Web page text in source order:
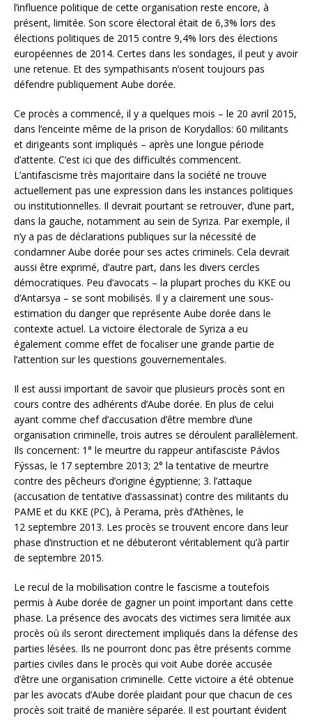
l’influence politique de cette organisation reste encore, à
présent, limitée. Son score électoral était de 6,3% lors des
élections politiques de 2015 contre 9,4% lors des élections
européennes de 2014. Certes dans les sondages, il peut y avoir
une retenue. Et des sympathisants n’osent toujours pas
défendre publiquement Aube dorée.
Ce procès a commencé, il y a quelques mois – le 20 avril 2015,
dans l’enceinte même de la prison de Korydallos: 60 militants
et dirigeants sont impliqués – après une longue période
d’attente. C’est ici que des difficultés commencent.
L’antifascisme très majoritaire dans la société ne trouve
actuellement pas une expression dans les instances politiques
ou institutionnelles. Il devrait pourtant se retrouver, d’une part,
dans la gauche, notamment au sein de Syriza. Par exemple, il
n’y a pas de déclarations publiques sur la nécessité de
condamner Aube dorée pour ses actes criminels. Cela devrait
aussi être exprimé, d’autre part, dans les divers cercles
démocratiques. Peu d’avocats – la plupart proches du KKE ou
d’Antarsya – se sont mobilisés. Il y a clairement une sous-
estimation du danger que représente Aube dorée dans le
contexte actuel. La victoire électorale de Syriza a eu
également comme effet de focaliser une grande partie de
l’attention sur les questions gouvernementales.
Il est aussi important de savoir que plusieurs procès sont en
cours contre des adhérents d’Aube dorée. En plus de celui
ayant comme chef d’accusation d’être membre d’une
organisation criminelle, trois autres se déroulent parallèlement.
Ils concernent: 1° le meurtre du rappeur antifasciste Pávlos
Fýssas, le 17 septembre 2013; 2° la tentative de meurtre
contre des pêcheurs d’origine égyptienne; 3. l’attaque
(accusation de tentative d’assassinat) contre des militants du
PAME et du KKE (PC), à Perama, près d’Athènes, le
12 septembre 2013. Les procès se trouvent encore dans leur
phase d’instruction et ne débuteront véritablement qu’à partir
de septembre 2015.
Le recul de la mobilisation contre le fascisme a toutefois
permis à Aube dorée de gagner un point important dans cette
phase. La présence des avocats des victimes sera limitée aux
procès où ils seront directement impliqués dans la défense des
parties lésées. Ils ne pourront donc pas être présents comme
parties civiles dans le procès qui voit Aube dorée accusée
d’être une organisation criminelle. Cette victoire a été obtenue
par les avocats d’Aube dorée plaidant pour que chacun de ces
procès soit traité de manière séparée. Il est pourtant évident